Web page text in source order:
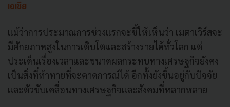
เอเชีย
แม้ว่าการประมาณการช่วงแรกจะชี้ให้เห็นว่า เมตาเวิร์สจะ
มีศักยภาพสูงในการเติบโตและสร้างรายได้ทั่วโลก แต่
ประเด็นเรื่องเวลาและขนาดผลกระทบทางเศรษฐกิจยังคง
เป็นสิ่งที่ท้าทายที่จะคาดการณ์ได้ อีกทั้งยังขึ้นอยู่กับปัจจัย
และตัวขับเคลื่อนทางเศรษฐกิจและสังคมที่หลากหลาย